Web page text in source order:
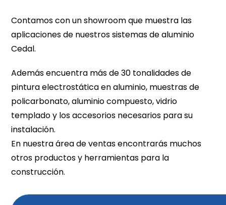
Contamos con un showroom que muestra las
aplicaciones de nuestros sistemas de aluminio
Cedal.
Además encuentra más de 30 tonalidades de
pintura electrostática en aluminio, muestras de
policarbonato, aluminio compuesto, vidrio
templado y los accesorios necesarios para su
instalación.
En nuestra área de ventas encontrarás muchos
otros productos y herramientas para la
construcción.